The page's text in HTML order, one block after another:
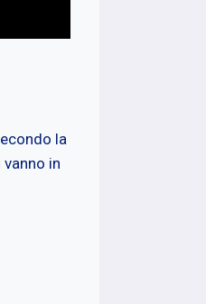
la
in